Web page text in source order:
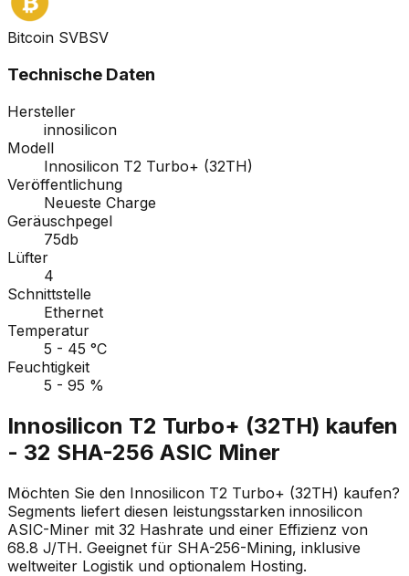
Bitcoin SVBSV
Technische Daten
Hersteller
innosilicon
Modell
Innosilicon T2 Turbo+ (32TH)
Veröffentlichung
Neueste Charge
Geräuschpegel
75db
Lüfter
4
Schnittstelle
Ethernet
Temperatur
5 - 45 °C
Feuchtigkeit
5 - 95 %
Innosilicon T2 Turbo+ (32TH) kaufen
- 32 SHA-256 ASIC Miner
Möchten Sie den Innosilicon T2 Turbo+ (32TH) kaufen?
Segments liefert diesen leistungsstarken innosilicon
ASIC-Miner mit 32 Hashrate und einer Effizienz von
68.8 J/TH. Geeignet für SHA-256-Mining, inklusive
weltweiter Logistik und optionalem Hosting.